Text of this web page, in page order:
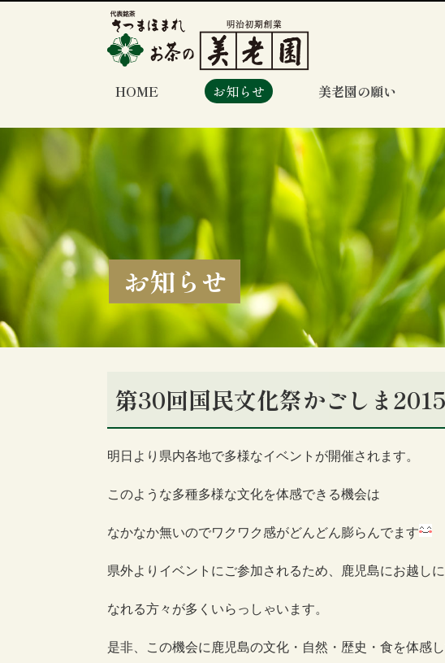
HOME お知らせ 美老園の願い
お知らせ
第30回国民文化祭かごしま
明日より県内各地で多様なイベントが開催されます。
このような多種多様な文化を体感できる機会は
なかなか無いのでワクワク感がどんどん膨らんでます
県外よりイベントにご参加されるため、鹿児島にお越しに
なれる方々が多くいらっしゃいます。
是非、この機会に鹿児島の文化・自然・歴史・食を体感